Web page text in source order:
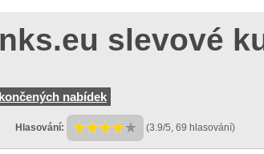
slevové
nabídek
Hlasování: (3.9/5, 69 hlasování)